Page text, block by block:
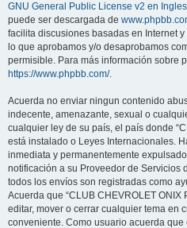
GNU General Public License v2 en Ingles
puede ser descargada de
facilita discusiones basadas en Internet
lo que aprobamos y/o desaprobamos
permisible. Para más información sobre
https://www.phpbb.com/.
Acuerda no enviar ningun contenido
indecente, amenazante, sexual o
cualquier ley de su país, el país donde
está instalado o Leyes Internacionales.
inmediata y permanentemente
notificación a su Proveedor de Servicios
todos los envíos son registradas como
Acuerda que “CLUB CHEVROLET ONIX
editar, mover o cerrar cualquier tema en
conveniente. Como usuario acuerda